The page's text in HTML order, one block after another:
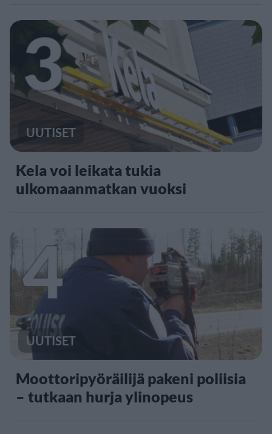
3
UUTISET
Kela voi leikata tukia
ulkomaanmatkan vuoksi
4
UUTISET
Moottoripyöräilijä pakeni poliisia
– tutkaan hurja ylinopeus